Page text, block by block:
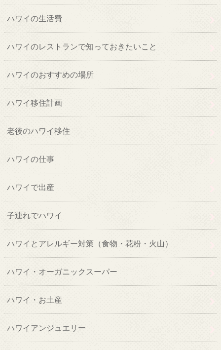
ハワイの生活費
ハワイのレストランで知っておきたいこと
ハワイのおすすめの場所
ハワイ移住計画
老後のハワイ移住
ハワイの仕事
ハワイで出産
子連れでハワイ
ハワイとアレルギー対策（食物・花粉・火山）
ハワイ・オーガニックスーパー
ハワイ・お土産
ハワイアンジュエリー